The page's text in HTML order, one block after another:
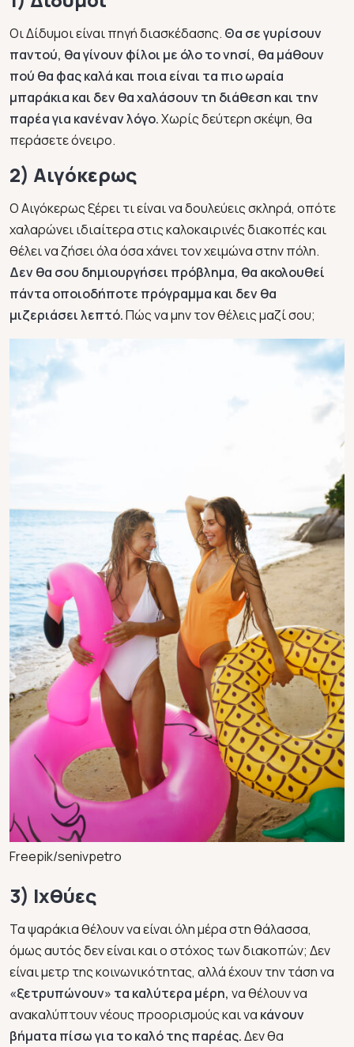
Οι Δίδυμοι είναι πηγή διασκέδασης. Θα σε γυρίσουν
παντού, θα γίνουν φίλοι με όλο το νησί, θα μάθουν
πού θα φας καλά και ποια είναι τα πιο ωραία
μπαράκια και δεν θα χαλάσουν τη διάθεση και την
παρέα για κανέναν λόγο.Χωρίς δεύτερη σκέψη, θα
περάσετε όνειρο.
2) Αιγόκερως
Ο Αιγόκερως ξέρει τι είναι να δουλεύεις σκληρά, οπότε
χαλαρώνει ιδιαίτερα στις καλοκαιρινές διακοπές και
θέλει να ζήσει όλα όσα χάνει τον χειμώνα στην πόλη.
Δεν θα σου δημιουργήσει πρόβλημα, θα ακολουθεί
πάντα οποιοδήποτε πρόγραμμα και δεν θα
μιζεριάσει λεπτό.Πώς να μην τον θέλεις μαζί σου;
Freepik/senivpetro
3) Ιχθύες
Τα ψαράκια θέλουν να είναι όλη μέρα στη θάλασσα,
όμως αυτός δεν είναι και ο στόχος των διακοπών; Δεν
είναι μετρ της κοινωνικότητας, αλλά έχουν την τάση να
«ξετρυπώνουν» τα καλύτερα μέρη, να θέλουν να
ανακαλύπτουν νέους προορισμούς και να κάνουν
βήματα πίσω για το καλό της παρέας.Δεν θα